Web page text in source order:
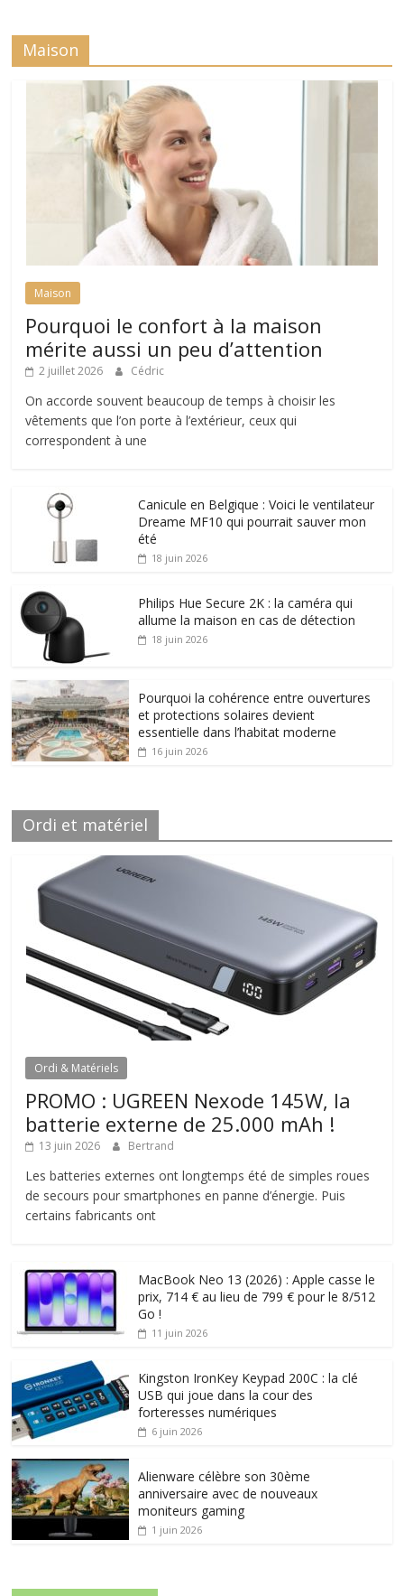
Maison
Maison
Pourquoi le confort à la maison
mérite aussi un peu d’attention
2 juillet 2026 Cédric
On accorde souvent beaucoup de temps à choisir les
vêtements que l’on porte à l’extérieur, ceux qui
correspondent à une
Canicule en Belgique : Voici le ventilateur
Dreame MF10 qui pourrait sauver mon
été
18 juin 2026
Philips Hue Secure 2K : la caméra qui
allume la maison en cas de détection
18 juin 2026
Pourquoi la cohérence entre ouvertures
et protections solaires devient
essentielle dans l’habitat moderne
16 juin 2026
Ordi et matériel
Ordi & Matériels
PROMO : UGREEN Nexode 145W, la
batterie externe de 25.000 mAh !
13 juin 2026 Bertrand
Les batteries externes ont longtemps été de simples roues
de secours pour smartphones en panne d’énergie. Puis
certains fabricants ont
MacBook Neo 13 (2026) : Apple casse le
prix, 714 € au lieu de 799 € pour le 8/512
Go !
11 juin 2026
Kingston IronKey Keypad 200C : la clé
USB qui joue dans la cour des
forteresses numériques
6 juin 2026
Alienware célèbre son 30ème
anniversaire avec de nouveaux
moniteurs gaming
1 juin 2026